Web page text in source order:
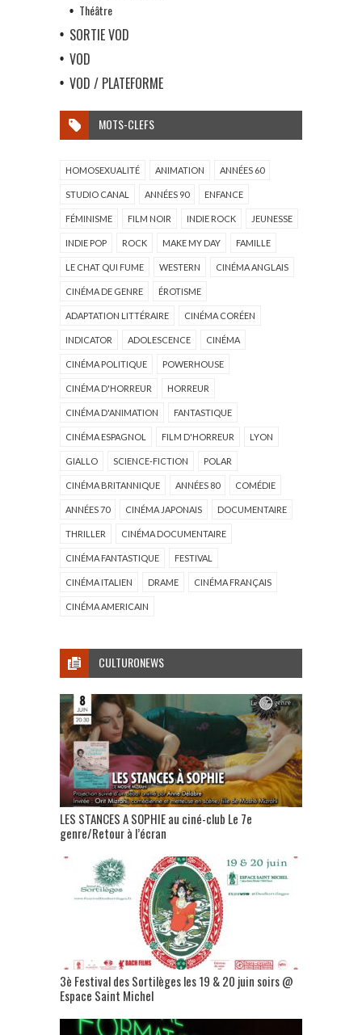
Théâtre
SORTIE VOD
VOD
VOD / PLATEFORME
MOTS-CLEFS
HOMOSEXUALITÉ ANIMATION ANNÉES 60
STUDIO CANAL ANNÉES 90 ENFANCE
FÉMINISME FILM NOIR INDIE ROCK JEUNESSE
INDIE POP ROCK MAKE MY DAY FAMILLE
LE CHAT QUI FUME WESTERN CINÉMA ANGLAIS
CINÉMA DE GENRE ÉROTISME
ADAPTATION LITTÉRAIRE CINÉMA CORÉEN
INDICATOR ADOLESCENCE CINÉMA
CINÉMA POLITIQUE POWERHOUSE
CINÉMA D'HORREUR HORREUR
CINÉMA D'ANIMATION FANTASTIQUE
CINÉMA ESPAGNOL FILM D'HORREUR LYON
GIALLO SCIENCE-FICTION POLAR
CINÉMA BRITANNIQUE ANNÉES 80 COMÉDIE
ANNÉES 70 CINÉMA JAPONAIS DOCUMENTAIRE
THRILLER CINÉMA DOCUMENTAIRE
CINÉMA FANTASTIQUE FESTIVAL
CINÉMA ITALIEN DRAME CINÉMA FRANÇAIS
CINÉMA AMERICAIN
CULTURONEWS
LES STANCES A SOPHIE au ciné-club Le 7e
genre/Retour à l’écran
3è Festival des Sortilèges les 19 & 20 juin soirs @
Espace Saint Michel